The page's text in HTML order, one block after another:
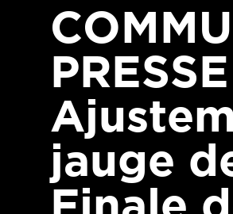
jauge
Finale